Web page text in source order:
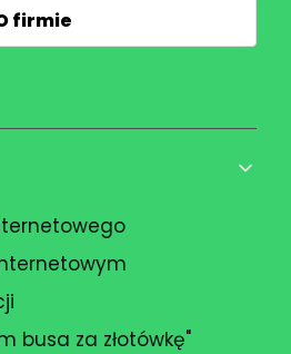
firmie
busa za złotówkę"